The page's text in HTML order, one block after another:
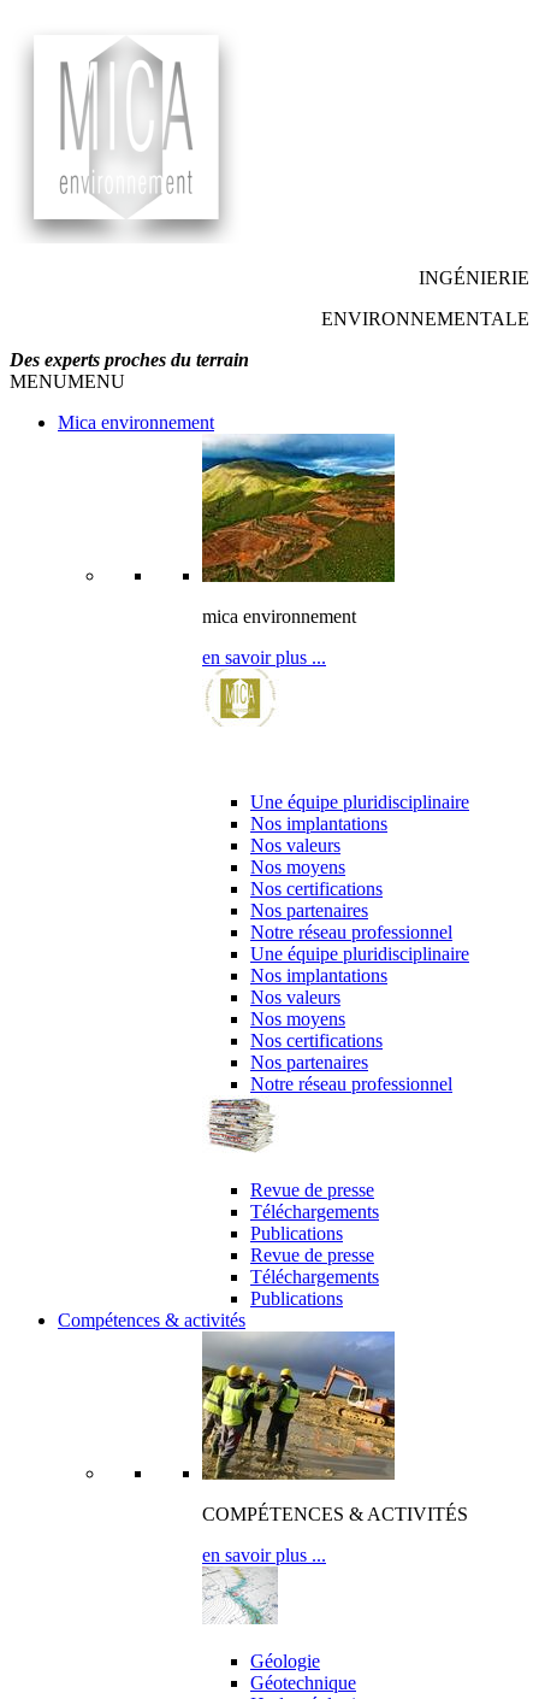
INGÉNIERIE
ENVIRONNEMENTALE
Des experts proches du terrain
MENUMENU
Mica environnement
mica environnement
en savoir plus ...
Une équipe pluridisciplinaire
Nos implantations
Nos valeurs
Nos moyens
Nos certifications
Nos partenaires
Notre réseau professionnel
Une équipe pluridisciplinaire
Nos implantations
Nos valeurs
Nos moyens
Nos certifications
Nos partenaires
Notre réseau professionnel
Revue de presse
Téléchargements
Publications
Revue de presse
Téléchargements
Publications
Compétences & activités
COMPÉTENCES & ACTIVITÉS
en savoir plus ...
Géologie
Géotechnique